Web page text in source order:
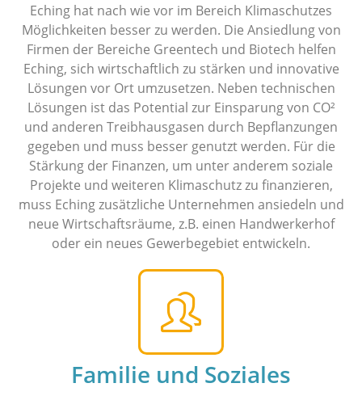
Eching hat nach wie vor im Bereich Klimaschutzes
Möglichkeiten besser zu werden. Die Ansiedlung von
Firmen der Bereiche Greentech und Biotech helfen
Eching, sich wirtschaftlich zu stärken und innovative
Lösungen vor Ort umzusetzen. Neben technischen
Lösungen ist das Potential zur Einsparung von CO²
und anderen Treibhausgasen durch Bepflanzungen
gegeben und muss besser genutzt werden. Für die
Stärkung der Finanzen, um unter anderem soziale
Projekte und weiteren Klimaschutz zu finanzieren,
muss Eching zusätzliche Unternehmen ansiedeln und
neue Wirtschaftsräume, z.B. einen Handwerkerhof
oder ein neues Gewerbegebiet entwickeln.
Familie und Soziales